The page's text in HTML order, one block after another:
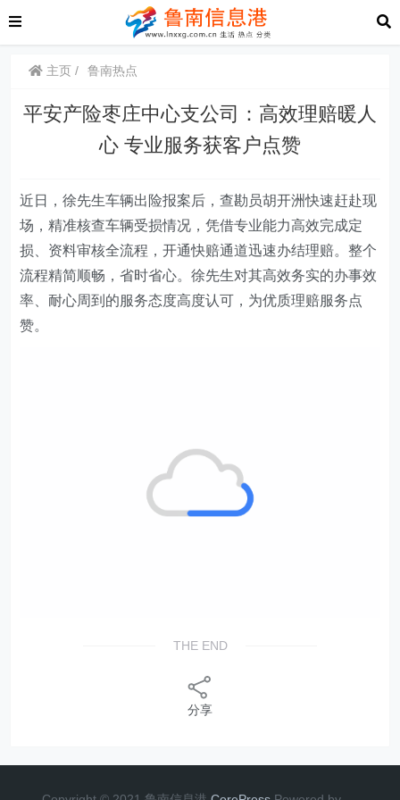
主页 鲁南热点
平安产险枣庄中心支公司：高效理赔暖人
心 专业服务获客户点赞
近日，徐先生车辆出险报案后，查勘员胡开洲快速赶赴现
场，精准核查车辆受损情况，凭借专业能力高效完成定
损、资料审核全流程，开通快赔通道迅速办结理赔。整个
流程精简顺畅，省时省心。徐先生对其高效务实的办事效
率、耐心周到的服务态度高度认可，为优质理赔服务点
赞。
THE END
分享